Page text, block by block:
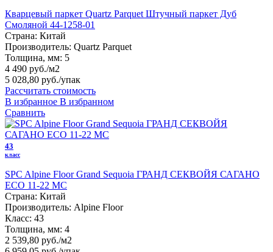
Кварцевый паркет Quartz Parquet Штучный паркет Дуб
Смоляной 44-1258-01
Страна: Китай
Производитель: Quartz Parquet
Толщина, мм: 5
4 490 руб./м2
5 028,80 руб./упак
Рассчитать стоимость
В избранное В избранном
Сравнить
43
класс
SPC Alpine Floor Grand Sequoia ГРАНД СЕКВОЙЯ САГАНО
ECO 11-22 MC
Страна: Китай
Производитель: Alpine Floor
Класс: 43
Толщина, мм: 4
2 539,80 руб./м2